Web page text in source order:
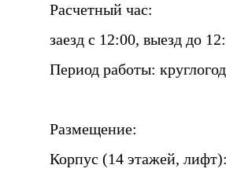
Расчетный час:
заезд с 12:00, выезд до
Период работы:
Размещение:
Корпус (14 этажей,